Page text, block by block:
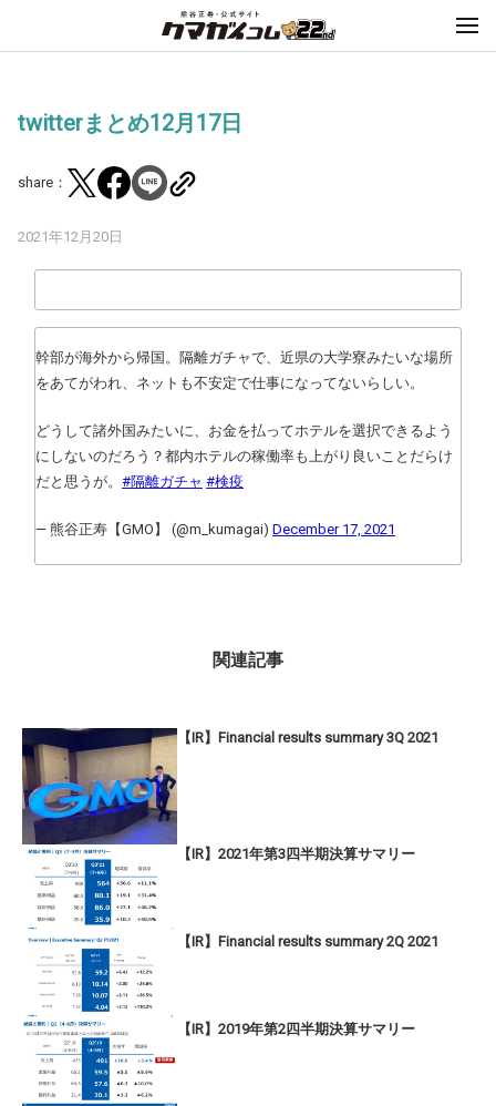
twitterまとめ12月17日
share：
2021年12月20日
幹部が海外から帰国。隔離ガチャで、近県の大学寮みたいな場所
をあてがわれ、ネットも不安定で仕事になってないらしい。
どうして諸外国みたいに、お金を払ってホテルを選択できるよう
にしないのだろう？都内ホテルの稼働率も上がり良いことだらけ
だと思うが。 #隔離ガチャ #検疫
— 熊谷正寿【GMO】 (@m_kumagai) December 17, 2021
関連記事
【IR】Financial results summary 3Q 2021
【IR】2021年第3四半期決算サマリー
【IR】Financial results summary 2Q 2021
【IR】2019年第2四半期決算サマリー